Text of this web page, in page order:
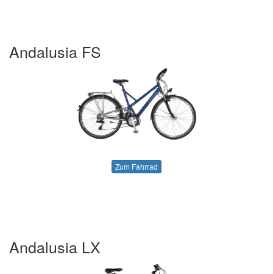
Andalusia FS
Zum Fahrrad
Andalusia LX